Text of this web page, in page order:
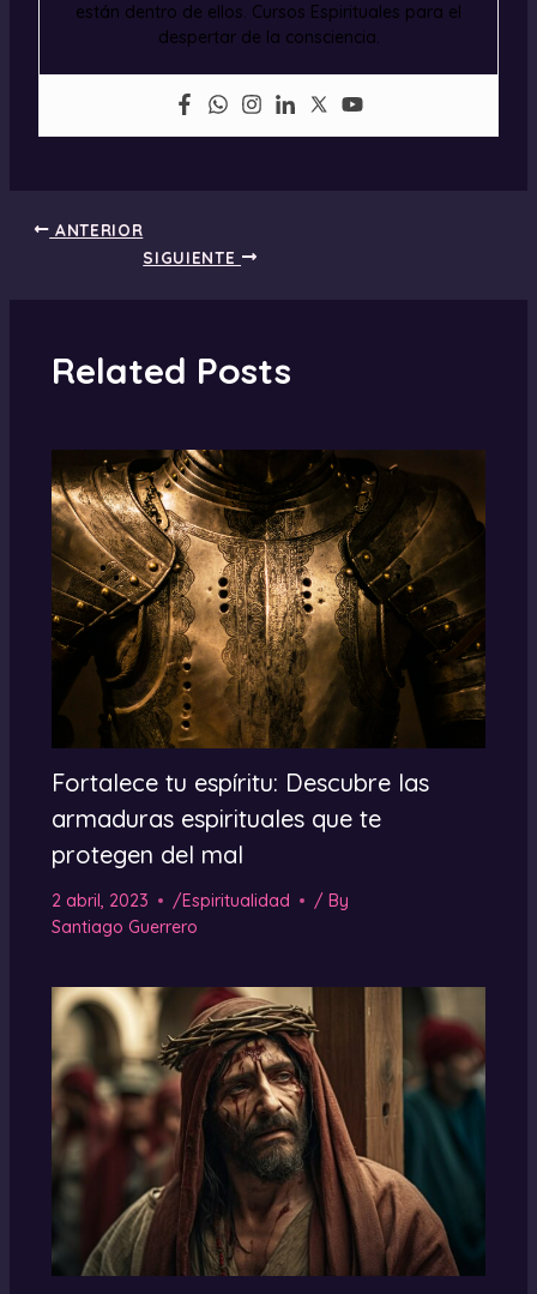
están dentro de ellos. Cursos Espirituales para el
despertar de la consciencia.
ANTERIOR
SIGUIENTE
Related Posts
Fortalece tu espíritu: Descubre las
armaduras espirituales que te
protegen del mal
2 abril, 2023 /Espiritualidad
/ By
Santiago Guerrero